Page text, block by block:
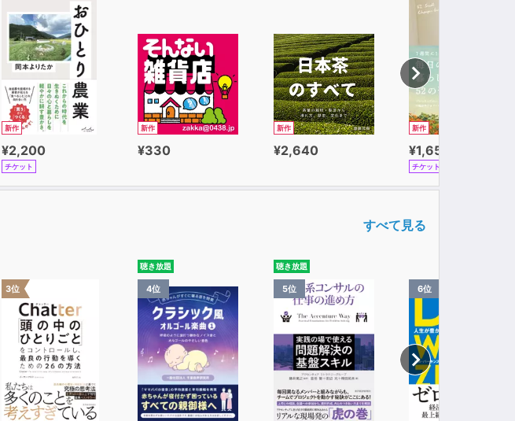
新作
¥2,200
チケット
新作
¥330
新作
¥2,640
新作
¥1,650
チケット
すべて見る
3位
聴き放題
4位
聴き放題
5位 6位